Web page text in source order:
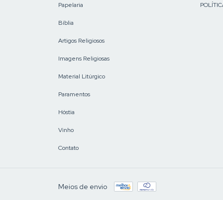
Papelaria
Bíblia
Artigos Religiosos
Imagens Religiosas
Material Litúrgico
Paramentos
Hóstia
Vinho
Contato
Meios de envio